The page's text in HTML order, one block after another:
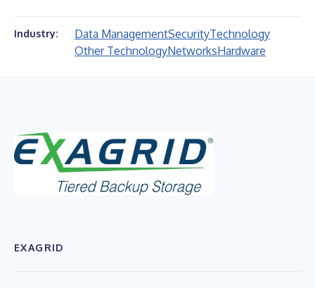
Industry: Data ManagementSecurityTechnology
Other TechnologyNetworksHardware
EXAGRID